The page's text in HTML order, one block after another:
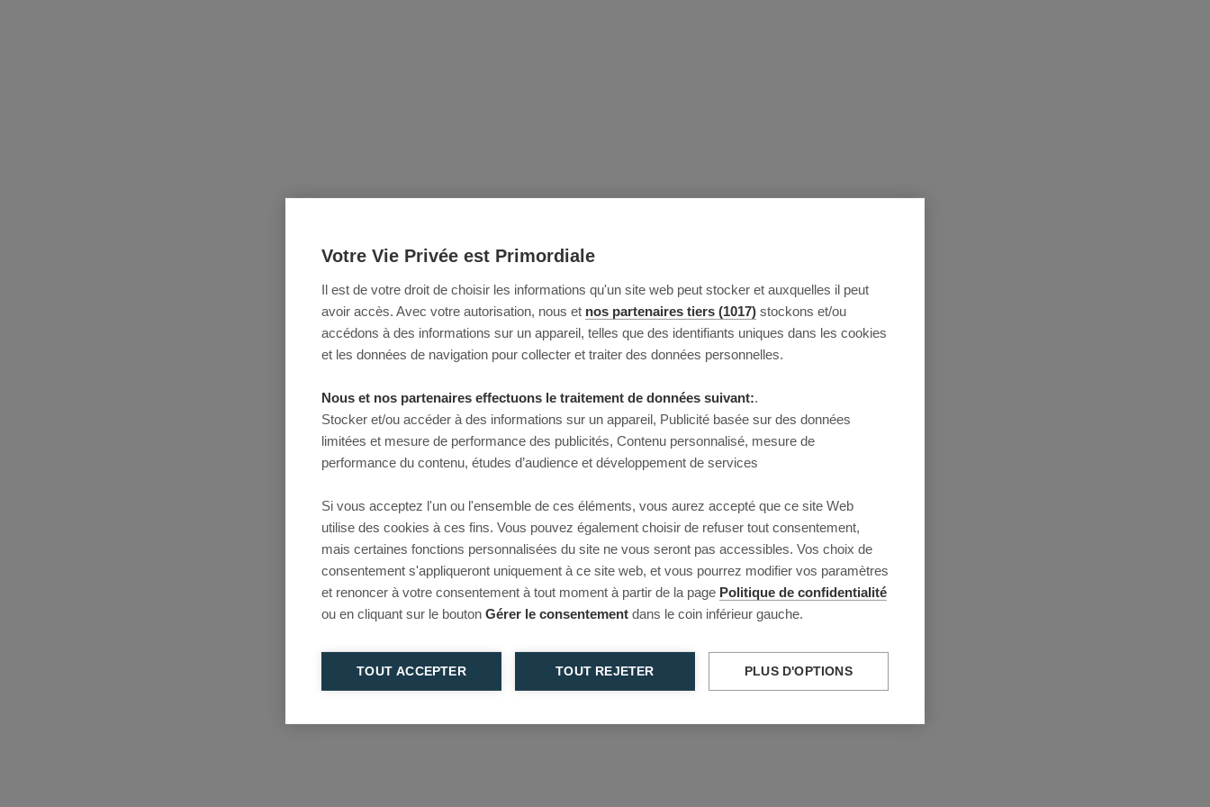
Votre Vie Privée est Primordiale
Il est de votre droit de choisir les informations qu'un site web peut stocker et auxquelles il peut
avoir accès. Avec votre autorisation, nous et nos partenaires tiers (1017) stockons et/ou
accédons à des informations sur un appareil, telles que des identifiants uniques dans les cookies
et les données de navigation pour collecter et traiter des données personnelles.
Nous et nos partenaires effectuons le traitement de données suivant:.
Stocker et/ou accéder à des informations sur un appareil, Publicité basée sur des données
limitées et mesure de performance des publicités, Contenu personnalisé, mesure de
performance du contenu, études d’audience et développement de services
Si vous acceptez l'un ou l'ensemble de ces éléments, vous aurez accepté que ce site Web
utilise des cookies à ces fins. Vous pouvez également choisir de refuser tout consentement,
mais certaines fonctions personnalisées du site ne vous seront pas accessibles. Vos choix de
consentement s'appliqueront uniquement à ce site web, et vous pourrez modifier vos paramètres
et renoncer à votre consentement à tout moment à partir de la page Politique de confidentialité
ou en cliquant sur le bouton Gérer le consentement dans le coin inférieur gauche.
TOUT ACCEPTER TOUT REJETER PLUS D'OPTIONS
This page couldn’t load
Reload to try again, or go back.
Reload Back